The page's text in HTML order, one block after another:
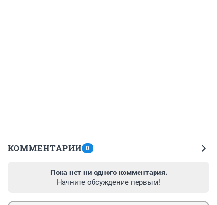
КОММЕНТАРИИ 0
Пока нет ни одного комментария.
Начните обсуждение первым!